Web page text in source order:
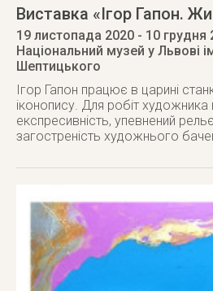
Виставка «Ігор Гапон.
19 листопада 2020 - 10 грудня
Національний музей у Львові
Шептицького
Ігор Гапон працює в царині
іконопису. Для робіт художника
експресивність, упевнений
загостреність художнього